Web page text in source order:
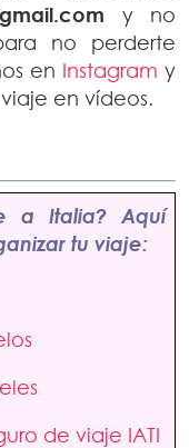
y no
no perderte
en Instagram y
en vídeos.
a Italia? Aquí
tu viaje:
de viaje IATI